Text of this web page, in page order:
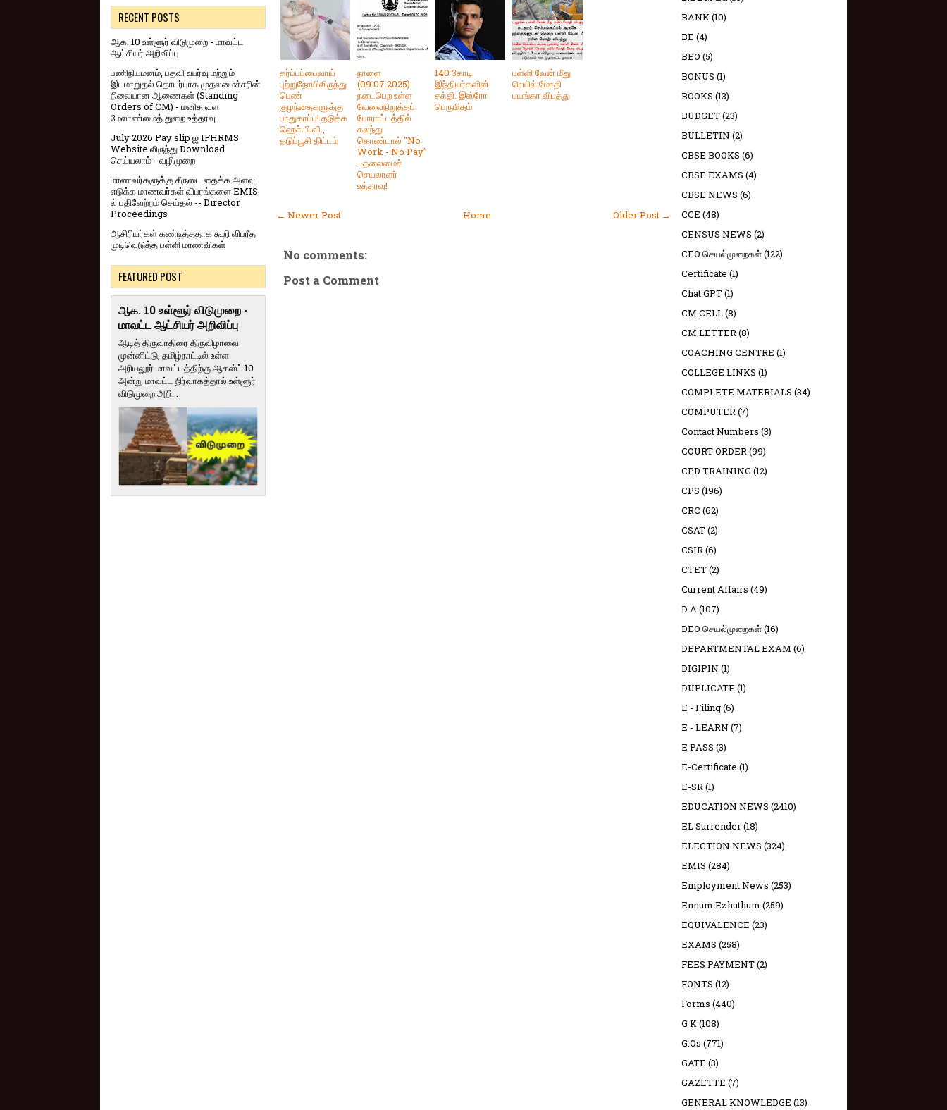
கர்ப்பப்பைவாய்
புற்றுநோயிலிருந்து
பெண்
குழந்தைகளுக்கு
பாதுகாப்பு! தடுக்க
ஹெச்.பி.வி.,
தடுப்பூசி திட்டம்
நாளை
(09.07.2025)
நடைபெற உள்ள
வேலைநிறுத்தப்
போராட்டத்தில்
கலந்து
கொண்டால் "No
Work - No Pay"
- தலைமைச்
செயலாளர்
உத்தரவு!
140 கோடி
இந்தியர்களின்
சக்தி: இஸ்ரோ
பெருமிதம்
பள்ளி வேன் மீது
ரெயில் மோதி
பயங்கர விபத்து
← Newer Post Older Post →
Home
No comments:
Post a Comment
RECENT POSTS
ஆக. 10 உள்ளூர் விடுமுறை - மாவட்ட
ஆட்சியர் அறிவிப்பு
பணிநியமனம், பதவி உயர்வு மற்றும்
இடமாறுதல் தொடர்பாக முதலமைச்சரின்
நிலையான ஆணைகள் (Standing
Orders of CM) - மனித வள
மேலாண்மைத் துறை உத்தரவு
July 2026 Pay slip ஐ IFHRMS
Website லிருந்து Download
செய்யலாம் - வழிமுறை
மாணவர்களுக்கு சீருடை தைக்க அளவு
எடுக்க மாணவர்கள் விபரங்களை EMIS
ல் பதிவேற்றம் செய்தல் -- Director
Proceedings
ஆசிரியர்கள் கண்டித்ததாக கூறி விபரீத
முடிவெடுத்த பள்ளி மாணவிகள்
FEATURED POST
ஆக. 10 உள்ளூர் விடுமுறை -
மாவட்ட ஆட்சியர் அறிவிப்பு
ஆடித் திருவாதிரை திருவிழாவை
முன்னிட்டு, தமிழ்நாட்டில் உள்ள
அரியலூர் மாவட்டத்திற்கு ஆகஸ்ட் 10
அன்று மாவட்ட நிர்வாகத்தால் உள்ளூர்
விடுமுறை அறி...
BANK(10)
BE (4)
BEO (5)
BONUS (1)
BOOKS (13)
BUDGET(23)
BULLETIN (2)
CBSE BOOKS (6)
CBSE EXAMS (4)
CBSE NEWS (6)
CCE (48)
CENSUS NEWS (2)
CEO செயல்முறைகள்(122)
Certificate (1)
Chat GPT(1)
CM CELL(8)
CM LETTER(8)
COACHING CENTRE (1)
COLLEGE LINKS (1)
COMPLETE MATERIALS (34)
COMPUTER(7)
Contact Numbers (3)
COURT ORDER(99)
CPD TRAINING (12)
CPS (196)
CRC (62)
CSAT(2)
CSIR(6)
CTET(2)
Current Affairs (49)
D A(107)
DEO செயல்முறைகள்(16)
DEPARTMENTAL EXAM (6)
DIGIPIN (1)
DUPLICATE (1)
E - Filing(6)
E - LEARN (7)
E PASS (3)
E-Certificate (1)
E-SR(1)
EDUCATION NEWS (2410)
EL Surrender(18)
ELECTION NEWS (324)
EMIS (284)
Employment News (253)
Ennum Ezhuthum (259)
EQUIVALENCE (23)
EXAMS (258)
FEES PAYMENT(2)
FONTS (12)
Forms (440)
G K(108)
G.Os (771)
GATE (3)
GAZETTE (7)
GENERAL KNOWLEDGE (13)